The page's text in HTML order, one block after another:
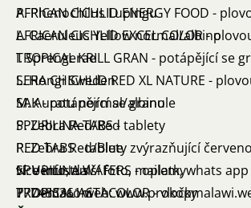
P. Phenochilus Lupingu
L. Caeruleus Yellow normal/albino
I. Sprengerae
L. Hongi Sweden
M. Auratu normal/albino
P. Zebra Red/Red
P. Zebra Red/Blue
N. Venustus
P. Demasoni
AFRICAN CICHLID ENERGY FOOD -
AFRICAN CICHLID EXCEL COLOR -
TROPICAL KRILL GRAN - potápějící se
SERA CHICHLID RED XL NATURE -
SAK - potápějící se granule
SPURILINA TABS - tablety
RED TABS - tablety zvýrazňující
SPURILINA WAFERS - oplatky
TROPICAL ASTACOLOR - vločky
více info, další foto, mailem, whats
777483361 web: